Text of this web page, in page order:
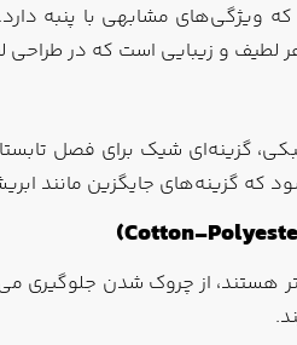
ویژگی‌های مشابهی با پنبه
لطیف و زیبایی است که در
گزینه‌ای شیک برای فصل
که گزینه‌های جایگزین مانند
هستند، از چروک شدن جلوگیری